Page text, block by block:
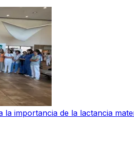
la importancia de la lactancia